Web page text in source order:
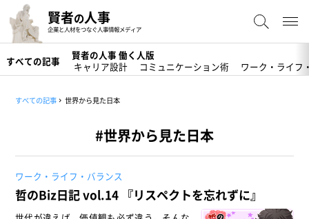
賢者の人事
企業と人材をつなぐ人事情報メディア
すべての記事
賢者の人事 働く人版
キャリア設計
コミュニケーション術 ワーク・ライフ
すべての記事 世界から見た日本
#世界から見た日本
ワーク・ライフ・バランス
哲のBiz日記 vol.14 『リスペクトを忘れずに』